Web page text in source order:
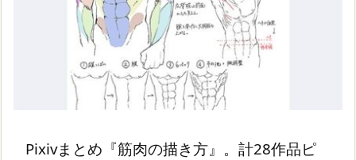
Pixivまとめ『筋肉の描き方』。計28作品ピ